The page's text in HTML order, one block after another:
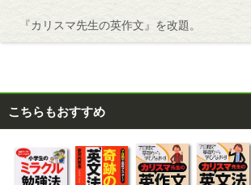
『カリスマ先生の英作文』を改題。
こちらもおすすめ